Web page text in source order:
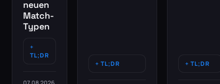
neuen
Match-
Typen
TL;DR
TL;DR TL;DR